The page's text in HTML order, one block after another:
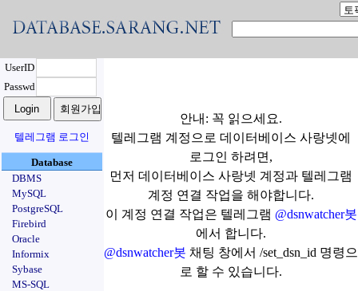
UserID
Passwd
텔레그램 로그인
Database
DBMS
MySQL
PostgreSQL
Firebird
Oracle
Informix
Sybase
MS-SQL
안내: 꼭 읽으세요.
텔레그램 계정으로 데이터베이스 사랑넷에
로그인 하려면,
먼저 데이터베이스 사랑넷 계정과 텔레그램
계정 연결 작업을 해야합니다.
이 계정 연결 작업은 텔레그램 @dsnwatcher봇
에서 합니다.
@dsnwatcher봇 채팅 창에서 /set_dsn_id 명령으
로 할 수 있습니다.